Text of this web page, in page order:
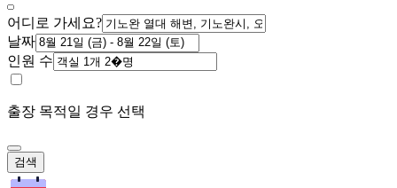
어디로 가세요?
날짜
인원 수
출장 목적일 경우 선택
검색